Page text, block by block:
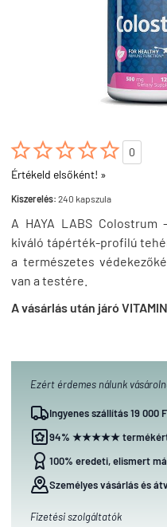

0
Értékeld elsőként! »
Kiszerelés: 240 kapszula
A HAYA LABS
kiváló tápérték-profilú
a természetes
van a testére.
A vásárlás után járó
Ezért érdemes nálunk
Ingyenes szállítás 19 000
94% ★★★★★
100% eredeti, elismert
Személyes vásárlás és
Fizetési szolgáltatók